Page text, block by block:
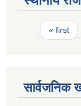
Pages
« first
सार्वजनिक